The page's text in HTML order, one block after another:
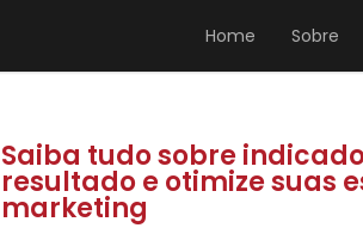
Home Sobre
Saiba tudo sobre
resultado e otimize suas
marketing